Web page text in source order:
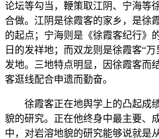
论坛等勾当，鞭策取江阴、宁海等
合做。江阴是徐霞客的家乡，是徐
的起点；宁海则是《徐霞客纪行》
日的发祥地；而双龙则是徐霞客“
发地。三地特点明显，因徐霞客而
客逛线配合申遗而勤奋。
徐霞客正在地舆学上的凸起成
貌的研究。正在他终身中最主要、
中，对岩溶地貌的研究能够说就是